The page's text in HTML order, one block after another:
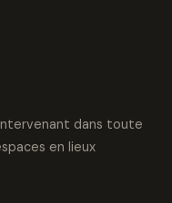
dans toute
en lieux